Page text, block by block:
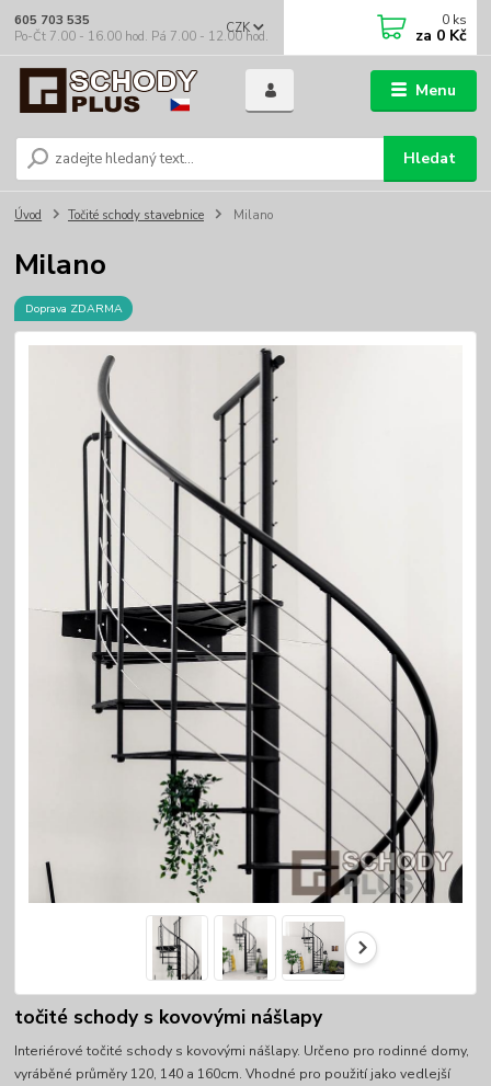
Menu
CZK
Hledat
605 703 535
Po-Čt 7.00 - 16.00 hod. Pá 7.00 - 12.00 hod.
0 ks
za 0 Kč
Úvod Točité schody stavebnice Milano
Milano
Doprava ZDARMA
točité schody s kovovými nášlapy
Interiérové točité schody s kovovými nášlapy. Určeno pro rodinné domy,
vyráběné průměry 120, 140 a 160cm. Vhodné pro použití jako vedlejší